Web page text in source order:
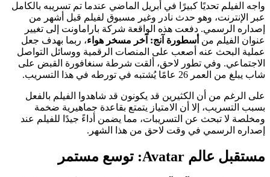
واجه الفيلم تحديًا كبيرًا في أبريل الماضي عندما تم تسريبه بالكامل
عبر الإنترنت، وهو حدث نادر وغير مسبوق لفيلم قبل أشهر من
إصداره الرسمي. دفعت هذه الواقعة شركة باراماونت إلى تغيير
عنوان الفيلم من أسطورة آنج: آخر مسخر هواء، ربما بهدف جعل
عملية البحث عنه أصعب على المنصات الرقمية ووسائل التواصل
الاجتماعي. وفي تطور لاحق، ألقت شرطة سنغافورة القبض على
شاب يبلغ من العمر 26 عامًا يُشتبه في تورطه في هذا التسريب.
على الرغم من أن الكثيرين قد يكونون قد شاهدوا الفيلم بالفعل
بسبب التسريب، إلا أن الامتياز يتمتع بقاعدة جماهيرية ضخمة
ومخلصة لا تبحث عن التسريبات، مما يضمن أداءً جيدًا للفيلم عند
إصداره الرسمي في وقت لاحق من هذا الشهر.
مستقبل عالم Avatar: توسع مستمر